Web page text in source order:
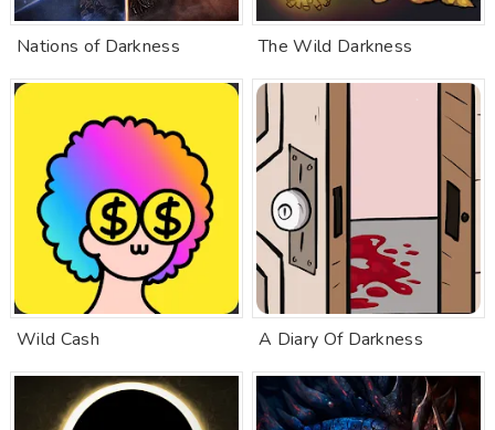
Nations of Darkness The Wild Darkness
Wild Cash A Diary Of Darkness